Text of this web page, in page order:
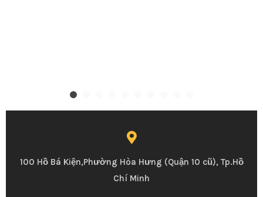
100 Hồ Bá Kiện,Phường Hòa Hưng (Quận 10 cũ), Tp.Hồ
Chí Minh